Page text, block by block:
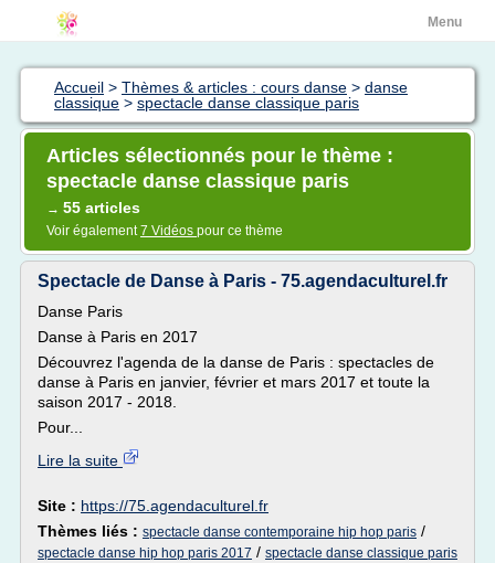
Menu
Accueil > Thèmes & articles : cours danse > danse
classique > spectacle danse classique paris
Articles sélectionnés pour le thème :
spectacle danse classique paris
→ 55 articles
Voir également7 Vidéos pour ce thème
Spectacle de Danse à Paris - 75.agendaculturel.fr
Danse Paris
Danse à Paris en 2017
Découvrez l'agenda de la danse de Paris : spectacles de
danse à Paris en janvier, février et mars 2017 et toute la
saison 2017 - 2018.
Pour...
Lire la suite
Site : https://75.agendaculturel.fr
Thèmes liés : spectacle danse contemporaine hip hop paris /
spectacle danse hip hop paris 2017 / spectacle danse classique paris